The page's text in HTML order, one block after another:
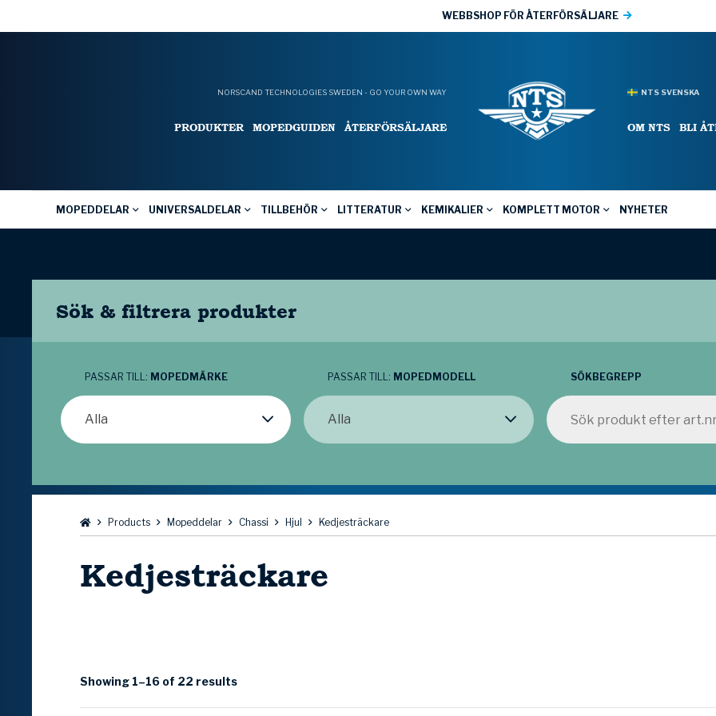
WEBBSHOP FÖR ÅTERFÖRSÄLJARE
NORSCAND TECHNOLOGIES SWEDEN - GO YOUR OWN WAY
PRODUKTER MOPEDGUIDEN ÅTERFÖRSÄLJARE
NTS SVENSKA
OM NTS BLI
MOPEDDELAR UNIVERSALDELAR TILLBEHÖR LITTERATUR KEMIKALIER KOMPLETT MOTOR NYHETER
Sök & filtrera produkter
PASSAR TILL: MOPEDMÄRKE
Alla
PASSAR TILL: MOPEDMODELL
Alla
SÖKBEGREPP
Bläddra:Products Mopeddelar Chassi Hjul Kedjesträckare
Kedjesträckare
Showing 1–16 of 22 results